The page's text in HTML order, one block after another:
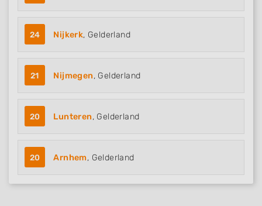
24 Nijkerk, Gelderland
21 Nijmegen, Gelderland
20 Lunteren, Gelderland
20 Arnhem, Gelderland